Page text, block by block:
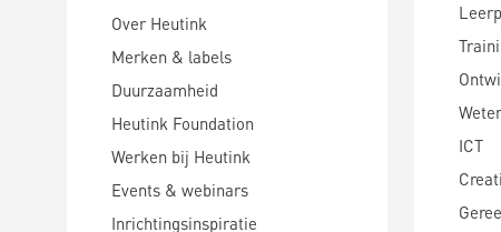
Over Heutink
Merken & labels
Duurzaamheid
Heutink Foundation
Werken bij Heutink
Events & webinars
Inrichtingsinspiratie
ICT